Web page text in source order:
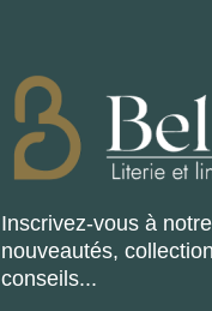
Inscrivez-vous à
nouveautés,
conseils...